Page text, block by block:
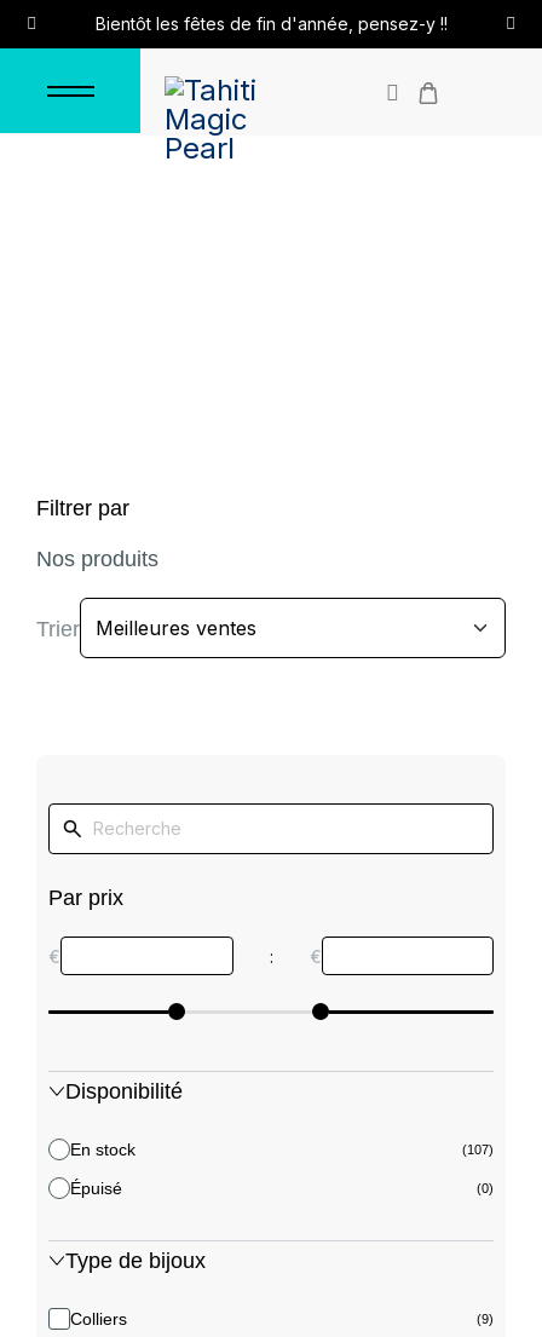
Bientôt les fêtes de fin d'année, pensez-y !!
Filtrer par
Nos produits
Trier
Par prix
€ : €
Disponibilité
En stock (107)
Épuisé (0)
Type de bijoux
Colliers (9)